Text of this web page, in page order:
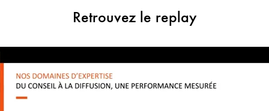
Retrouvez le replay